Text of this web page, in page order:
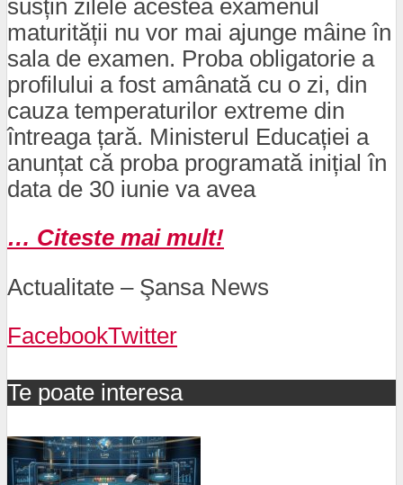
susțin zilele acestea examenul
maturității nu vor mai ajunge mâine în
sala de examen. Proba obligatorie a
profilului a fost amânată cu o zi, din
cauza temperaturilor extreme din
întreaga țară. Ministerul Educației a
anunțat că proba programată inițial în
data de 30 iunie va avea
… Citeste mai mult!
Actualitate – Şansa News
FacebookTwitter
Te poate interesa